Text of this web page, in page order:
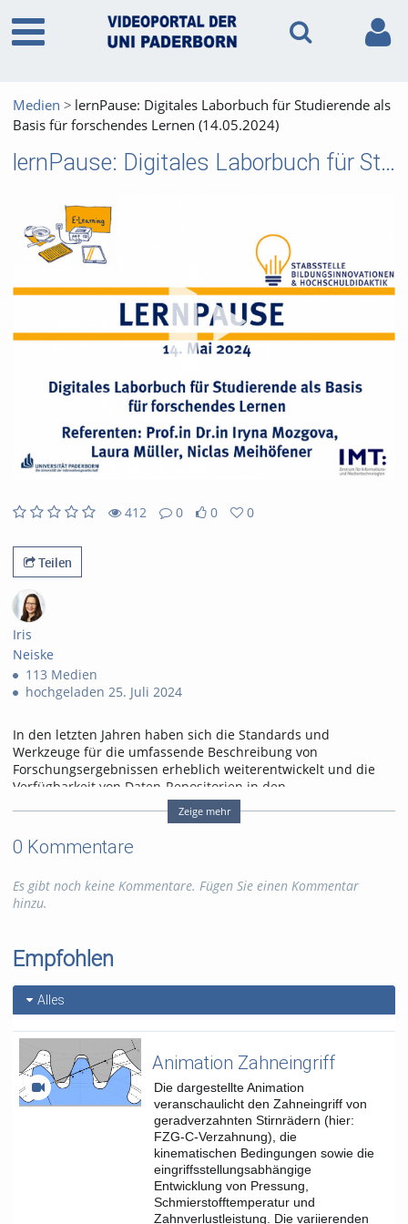
Medien
lernPause: Digitales Laborbuch für Studierende als
Basis für forschendes Lernen (14.05.2024)
lernPause: Digitales Laborbuch für Studierende als Basis für forschendes Lernen (14.05.2024)
412
views
0
Kommentare
0
likes
0
favorites
Teilen
Iris
Neiske
113 Medien
hochgeladen 25. Juli 2024
In den letzten Jahren haben sich die Standards und
Werkzeuge für die umfassende Beschreibung von
Forschungsergebnissen erheblich weiterentwickelt und die
Verfügbarkeit von Daten-Repositorien in den
Ingenieurwissenschaften stark zugenommen. Die
Verwendung elektronischer Laborbücher etabliert sich aktuell
an deutschen Universitäten. Zu den Vorteilen, die ein
elektronisches Laborbuch bietet, gehören die bessere
mit anderen Forschenden und die verbesserte
Nachnutzbarkeit der Forschungsdaten, insbesondere der
Laborbuch eLabFTW in der Lehre der Fakultät Maschinenbau
geben.
Referent*innen: Prof.in Dr.in Iryna Mozgova, Laura Müller,
Niclas Meihöfener
Tags: lernpause
e-learning
laborbuch
forschendes lernen
Veranstaltungen,
Zeige mehr
0 Kommentare
Es gibt noch keine Kommentare. Fügen Sie einen Kommentar
hinzu.
Empfohlen
Alles
Animation Zahneingriff
Die dargestellte Animation
veranschaulicht den Zahneingriff von
geradverzahnten Stirnrädern (hier:
FZG-C-Verzahnung), die
kinematischen Bedingungen sowie die
eingriffsstellungsabhängige
Entwicklung von Pressung,
Schmierstofftemperatur und
Zahnverlustleistung. Die variierenden